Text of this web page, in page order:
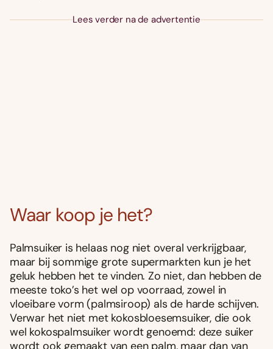
Lees verder na de advertentie
Waar koop je het?
Palmsuiker is helaas nog niet overal verkrijgbaar,
maar bij sommige grote supermarkten kun je het
geluk hebben het te vinden. Zo niet, dan hebben de
meeste toko’s het wel op voorraad, zowel in
vloeibare vorm (palmsiroop) als de harde schijven.
Verwar het niet met kokosbloesemsuiker, die ook
wel kokospalmsuiker wordt genoemd: deze suiker
wordt ook gemaakt van een palm, maar dan van